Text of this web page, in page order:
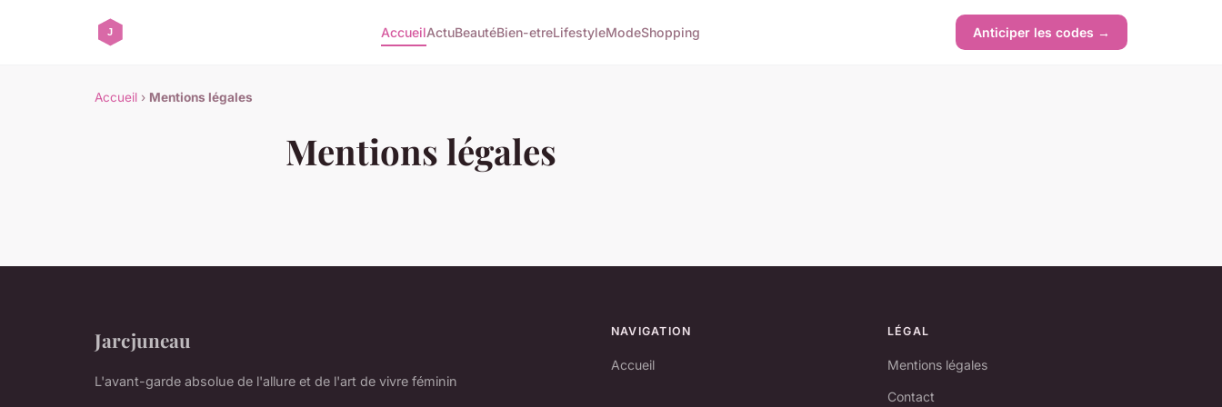
AccueilActuBeautéBien-etreLifestyleModeShopping Anticiper les codes →
Accueil › Mentions légales
Mentions légales
Jarcjuneau
L'avant-garde absolue de l'allure et de l'art de vivre féminin
NAVIGATION
Accueil
LÉGAL
Mentions légales
Contact